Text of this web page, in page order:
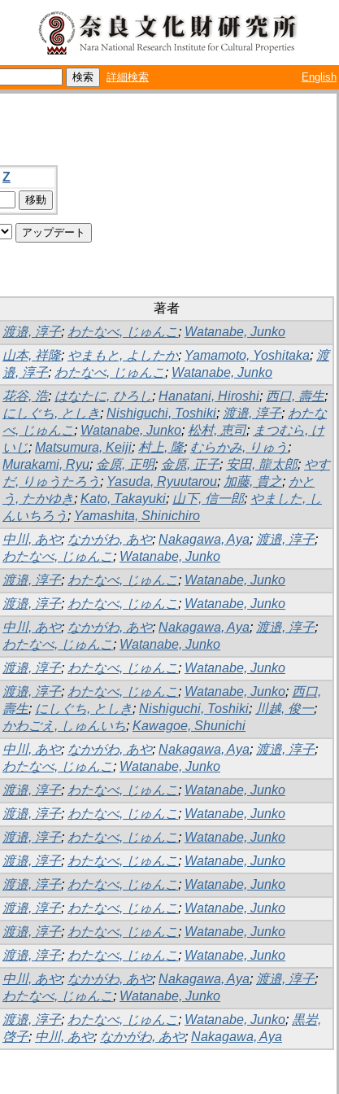
詳細検索 English
Z
著者
渡邉, 淳子; わたなべ, じゅんこ; Watanabe, Junko
山本, 祥隆; やまもと, よしたか; Yamamoto, Yoshitaka; 渡
邉, 淳子; わたなべ, じゅんこ; Watanabe, Junko
花谷, 浩; はなたに, ひろし; Hanatani, Hiroshi; 西口, 壽生;
にしぐち, としき; Nishiguchi, Toshiki; 渡邉, 淳子; わたな
べ, じゅんこ; Watanabe, Junko; 松村, 恵司; まつむら, け
いじ; Matsumura, Keiji; 村上, 隆; むらかみ, りゅう ;
Murakami, Ryu; 金原, 正明; 金原, 正子; 安田, 龍太郎; やす
だ, りゅうたろう ; Yasuda, Ryuutarou; 加藤, 貴之; かと
う, たかゆき; Kato, Takayuki; 山下, 信一郎; やました, し
んいちろう ; Yamashita, Shinichiro
中川, あや; なかがわ, あや; Nakagawa, Aya; 渡邉, 淳子;
わたなべ, じゅんこ; Watanabe, Junko
渡邉, 淳子; わたなべ, じゅんこ; Watanabe, Junko
渡邉, 淳子; わたなべ, じゅんこ; Watanabe, Junko
中川, あや; なかがわ, あや; Nakagawa, Aya; 渡邉, 淳子;
わたなべ, じゅんこ; Watanabe, Junko
渡邉, 淳子; わたなべ, じゅんこ; Watanabe, Junko
渡邉, 淳子; わたなべ, じゅんこ; Watanabe, Junko; 西口,
壽生; にしぐち, としき; Nishiguchi, Toshiki; 川越, 俊一;
かわごえ, しゅんいち; Kawagoe, Shunichi
中川, あや; なかがわ, あや; Nakagawa, Aya; 渡邉, 淳子;
わたなべ, じゅんこ; Watanabe, Junko
渡邉, 淳子; わたなべ, じゅんこ; Watanabe, Junko
渡邉, 淳子; わたなべ, じゅんこ; Watanabe, Junko
渡邉, 淳子; わたなべ, じゅんこ; Watanabe, Junko
渡邉, 淳子; わたなべ, じゅんこ; Watanabe, Junko
渡邉, 淳子; わたなべ, じゅんこ; Watanabe, Junko
渡邉, 淳子; わたなべ, じゅんこ; Watanabe, Junko
渡邉, 淳子; わたなべ, じゅんこ; Watanabe, Junko
渡邉, 淳子; わたなべ, じゅんこ; Watanabe, Junko
中川, あや; なかがわ, あや; Nakagawa, Aya; 渡邉, 淳子;
わたなべ, じゅんこ; Watanabe, Junko
渡邉, 淳子; わたなべ, じゅんこ; Watanabe, Junko; 黒岩,
啓子; 中川, あや; なかがわ, あや; Nakagawa, Aya